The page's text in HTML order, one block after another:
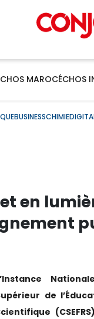
MAROCÉCHOS
BUSINESSCHIMIE
en
de